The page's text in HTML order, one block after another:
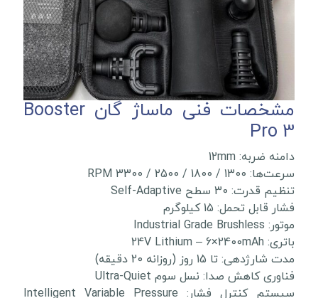
مشخصات فنی ماساژ گان Booster
Pro 3
دامنه ضربه: 12mm
سرعت‌ها: 1300 / 1800 / 2500 / 3300 RPM
تنظیم قدرت: 30 سطح Self-Adaptive
فشار قابل تحمل: 15 کیلوگرم
موتور: Industrial Grade Brushless
باتری: 24V Lithium – 6×2400mAh
مدت شارژدهی: تا 15 روز (روزانه 20 دقیقه)
فناوری کاهش صدا: نسل سوم Ultra-Quiet
سیستم کنترل فشار: Intelligent Variable Pressure